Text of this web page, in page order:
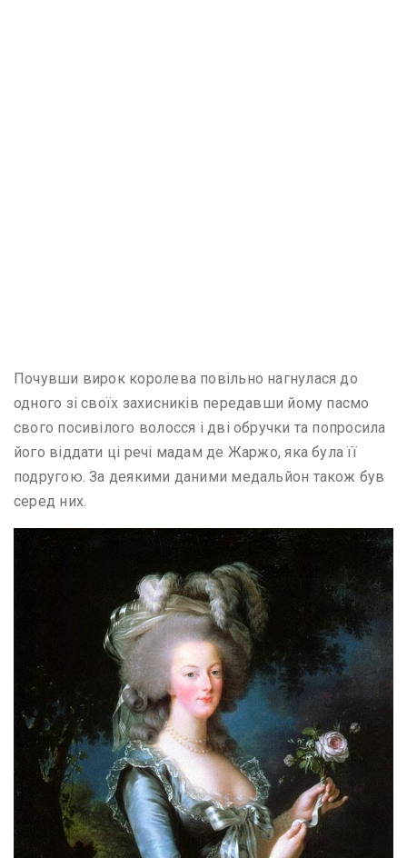
Почувши вирок королева повільно нагнулася до
одного зі своїх захисників передавши йому пасмо
свого посивілого волосся і дві обручки та попросила
його віддати ці речі мадам де Жаржо, яка була її
подругою. За деякими даними медальйон також був
серед них.